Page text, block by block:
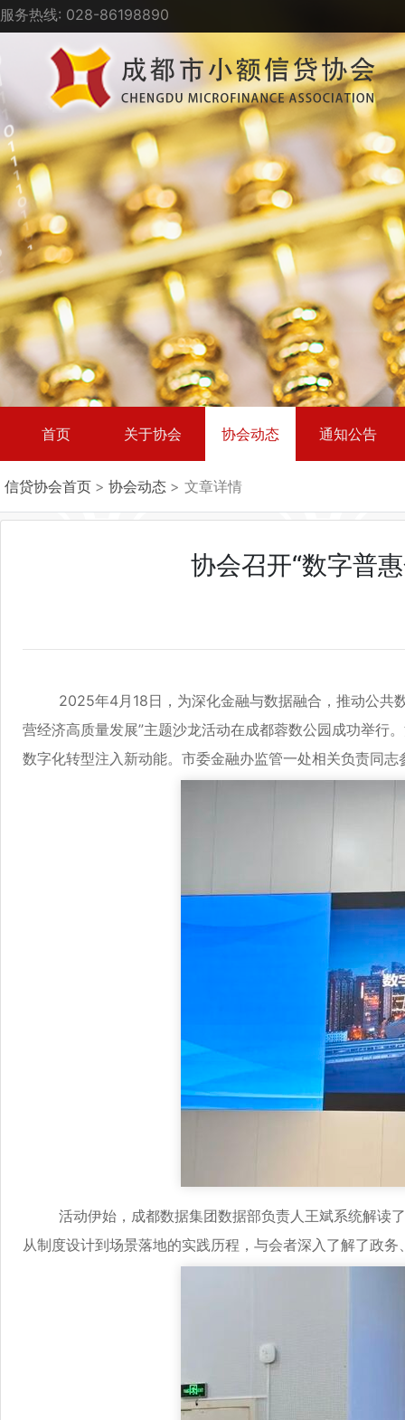
服务热线: 028-86198890
首页 关于协会 协会动态 通知公告
信贷协会首页 > 协会动态 > 文章详情
协会召开“数字普
2025年4月18日，为深化金融与数据融合，推动公共数
营经济高质量发展”主题沙龙活动在成都蓉数公园成功举行
数字化转型注入新动能。市委金融办监管一处相关负责同志
活动伊始，成都数据集团数据部负责人王斌系统解读了
从制度设计到场景落地的实践历程，与会者深入了解了政